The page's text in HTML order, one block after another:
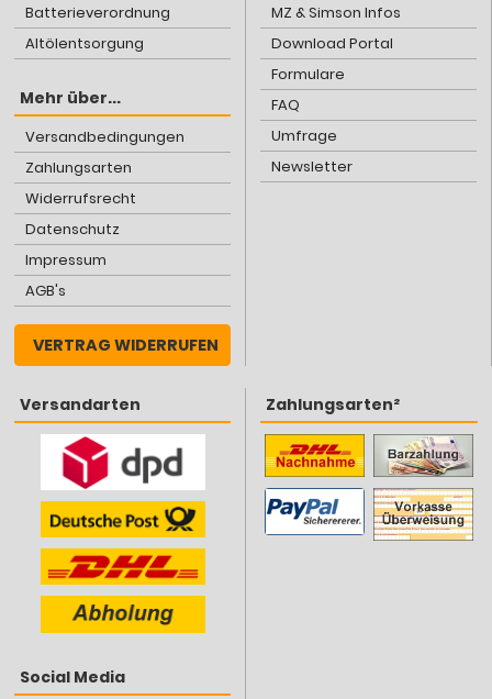
Batterieverordnung
Altölentsorgung
Mehr über...
Versandbedingungen
Zahlungsarten
Widerrufsrecht
Datenschutz
Impressum
AGB's
VERTRAG WIDERRUFEN
MZ & Simson Infos
Download Portal
Formulare
FAQ
Umfrage
Newsletter
Versandarten
Social Media
Zahlungsarten²